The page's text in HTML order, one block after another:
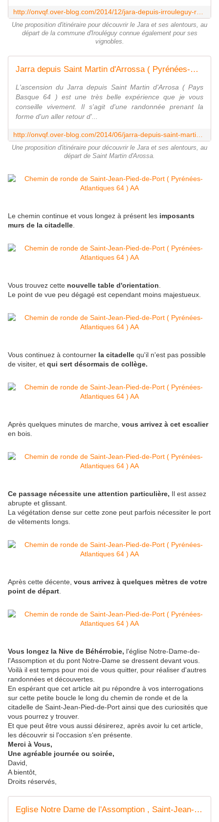
Une proposition d'itinéraire pour découvrir le Jara et ses alentours, au
départ de la commune d'Irouléguy connue également pour ses
vignobles.
Jarra depuis Saint Martin d'Arrossa ( Pyrénées-Atlantiques 64 ) AAA Rando - ONVQF.over-blog.com
L'ascension du Jarra depuis Saint Martin d'Arrosa ( Pays
Basque 64 ) est une très belle expérience que je vous
conseille vivement. Il s'agit d'une randonnée prenant la
forme d'un aller retour d'...
Une proposition d'itinéraire pour découvrir le Jara et ses alentours, au
départ de Saint Martin d'Arossa.
Le chemin continue et vous longez à présent les imposants
murs de la citadelle
Vous trouvez cette nouvelle table d'orientation
Le point de vue peu dégagé est cependant moins majestueux.
Vous continuez à contourner la citadelle qu'il n'est pas possible
de visiter, et qui sert désormais de collège.
Après quelques minutes de marche, vous arrivez à cet escalier
en bois.
Ce passage nécessite une attention particulière, Il est assez
abrupte et glissant.
La végétation dense sur cette zone peut parfois nécessiter le port
de vêtements longs.
Après cette décente, vous arrivez à quelques mètres de votre
point de départ
Vous longez la Nive de Béhérrobie, l'église Notre-Dame-de-
l'Assomption et du pont Notre-Dame se dressent devant vous.
Voilà il est temps pour moi de vous quitter, pour réaliser d'autres
randonnées et découvertes.
En espérant que cet article ait pu répondre à vos interrogations
sur cette petite boucle le long du chemin de ronde et de la
citadelle de Saint-Jean-Pied-de-Port ainsi que des curiosités que
vous pourrez y trouver.
Et que peut être vous aussi désirerez, après avoir lu cet article,
les découvrir si l'occasion s'en présente.
Merci à Vous,
Une agréable journée ou soirée,
David,
A bientôt,
Droits réservés,
Eglise Notre Dame de l'Assomption , Saint-Jean-Pied-de-Port ( Pyrénnés-Atlantiques 64 ) AA - ONVQF.over-blog.com